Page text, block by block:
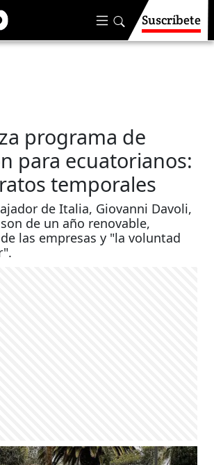
Suscríbete
programa de
para ecuatorianos:
temporales
de Italia, Giovanni Davoli,
de un año renovable,
las empresas y "la voluntad